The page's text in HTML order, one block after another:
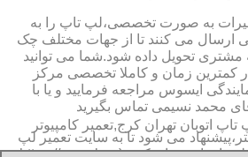
به صورت تخصصی،لپ تاپ را به
ارسال می کنند تا از جهات مختلف چک
تحویل داده شود.شما می توانید
کمترین زمان و کاملا تخصصی مرکز
ایسوس مراجعه فرمایید و یا با
می شود تا به سایت تعمیر لپ
تاب اتوبان تهران کرج،منطقه اتوبان تهران کرج (https://www.lap-
تاپ اتوبان تهران کرج,تعمیر کامپیوتر